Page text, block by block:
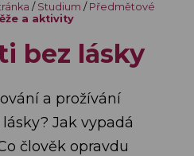
/ Studium / Předmětové
a aktivity
bez lásky
a prožívání
Jak vypadá
člověk opravdu